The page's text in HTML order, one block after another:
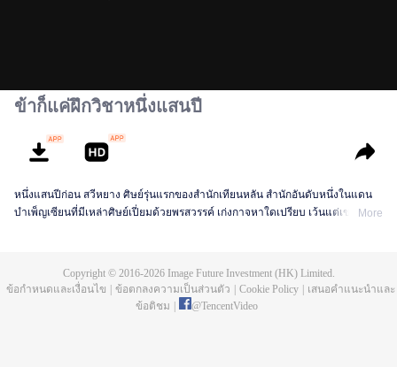
ข้าก็แค่ฝึกวิชาหนึ่งแสนปี
หนึ่งแสนปีก่อน สวีหยาง ศิษย์รุ่นแรกของสำนักเทียนหลัน สำนักอันดับหนึ่งในแดน
บำเพ็ญเซียนที่มีเหล่าศิษย์เปี่ยมด้วยพรสวรรค์ เก่งกาจหาใดเปรียบ เว้นแต่เขาที่ยัง
ความจริงเรื่องการบำเพ็ญของเขาหยุดอยู่กับที่ก็ค่อยถูก ๆ เปิดเผย! หนึ่งความคิดจะ
สำเร็จเป็นเซียน หรือมาร? ความเป็นตายของโลกนี้ขึ้นอยู่กับสวีหยาง
More
Copyright © 2016-2026Image Future Investment (HK) Limited.
ข้อกำหนดและเงื่อนไข
ข้อตกลงความเป็นส่วนตัว Cookie Policy
เสนอคำแนะนำและ
ข้อติชม
@TencentVideo